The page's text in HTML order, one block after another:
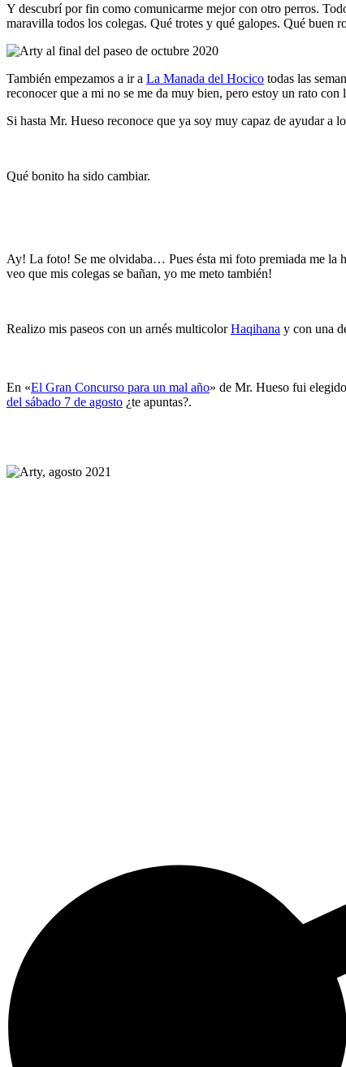
Y descubrí por fin como comunicarme mejor con otro perros.
maravilla todos los colegas. Qué trotes y qué galopes. Qué buen
También empezamos a ir a La Manada del Hocico todas las
reconocer que a mi no se me da muy bien, pero estoy un rato con
Si hasta Mr. Hueso reconoce que ya soy muy capaz de ayudar a
Qué bonito ha sido cambiar.
Ay! La foto! Se me olvidaba… Pues ésta mi foto premiada me la
veo que mis colegas se bañan, yo me meto también!
Realizo mis paseos con un arnés multicolorHaqihana y con una
En «El Gran Concurso para un mal año» de Mr. Hueso fui
del sábado 7 de agosto ¿te apuntas?.